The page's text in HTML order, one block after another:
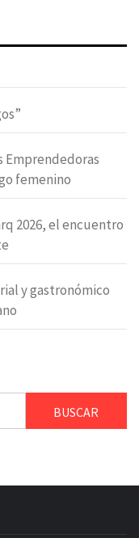
Emprendedoras
femenino
2026, el encuentro
y gastronómico